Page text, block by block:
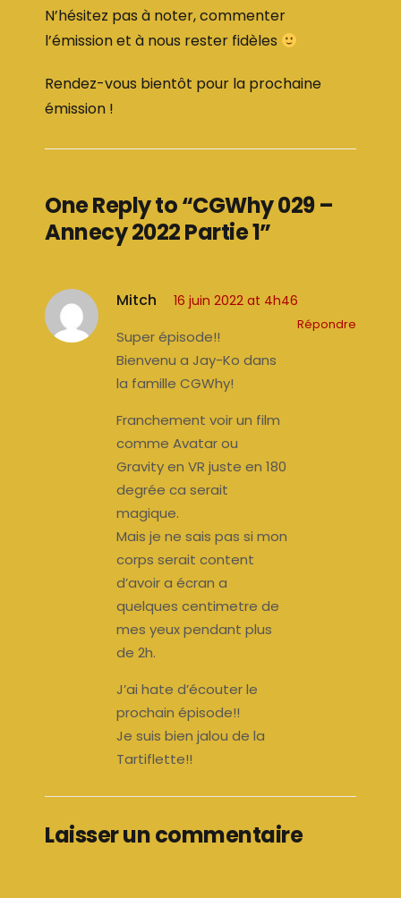
N’hésitez pas à noter, commenter
l’émission et à nous rester fidèles
Rendez-vous bientôt pour la prochaine
émission !
One Reply to “CGWhy 029 –
Annecy 2022 Partie 1”
Mitch 16 juin 2022 at 4h46
Répondre
Super épisode!!
Bienvenu a Jay-Ko dans
la famille CGWhy!
Franchement voir un film
comme Avatar ou
Gravity en VR juste en 180
degrée ca serait
magique.
Mais je ne sais pas si mon
corps serait content
d’avoir a écran a
quelques centimetre de
mes yeux pendant plus
de 2h.
J’ai hate d’écouter le
prochain épisode!!
Je suis bien jalou de la
Tartiflette!!
Laisser un commentaire